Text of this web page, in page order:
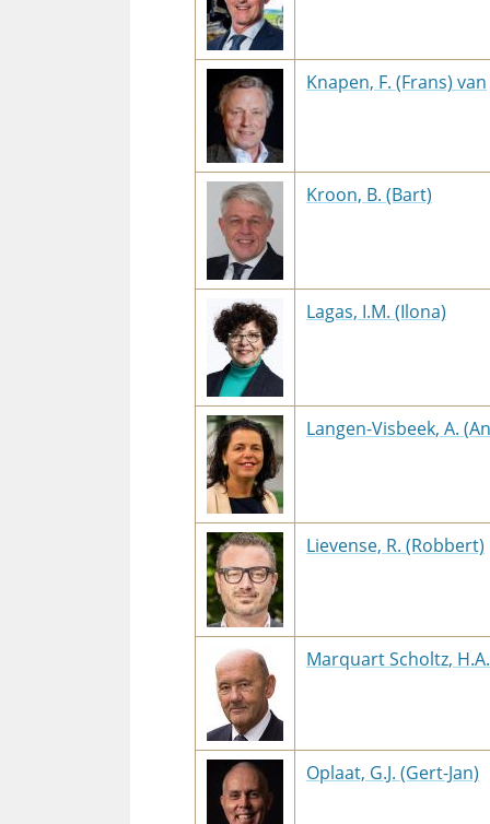
Knapen, F. (Frans) van
Kroon, B. (Bart)
Lagas, I.M. (Ilona)
Langen-Visbeek, A.
Lievense, R. (Robbert)
Marquart Scholtz,
Oplaat, G.J. (Gert-Jan)